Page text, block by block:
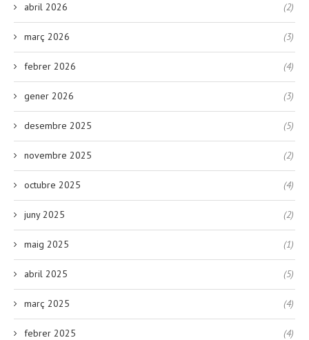
abril 2026 (2)
març 2026 (3)
febrer 2026 (4)
gener 2026 (3)
desembre 2025 (5)
novembre 2025 (2)
octubre 2025 (4)
juny 2025 (2)
maig 2025 (1)
abril 2025 (5)
març 2025 (4)
febrer 2025 (4)